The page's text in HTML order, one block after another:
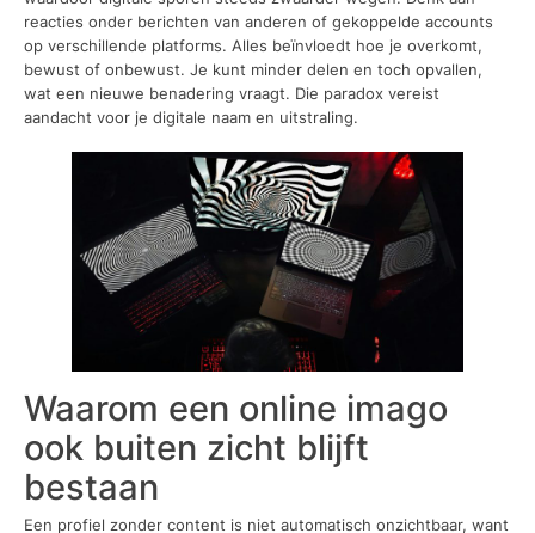
reacties onder berichten van anderen of gekoppelde accounts
op verschillende platforms. Alles beïnvloedt hoe je overkomt,
bewust of onbewust. Je kunt minder delen en toch opvallen,
wat een nieuwe benadering vraagt. Die paradox vereist
aandacht voor je digitale naam en uitstraling.
Waarom een online imago
ook buiten zicht blijft
bestaan
Een profiel zonder content is niet automatisch onzichtbaar, want